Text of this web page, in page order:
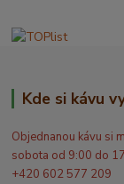
Kde si kávu
Objednanou kávu si
sobota od 9:00 do
+420 602 577 209